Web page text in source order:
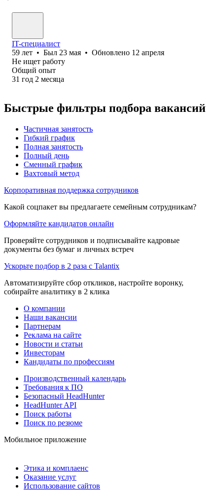
IT-специалист
59 лет • Был 23 мая • Обновлено 12 апреля
Не ищет работу
Общий опыт
31 год 2 месяца
Быстрые фильтры подбора вакансий
Частичная занятость
Гибкий график
Полная занятость
Полный день
Сменный график
Вахтовый метод
Корпоративная поддержка сотрудников
Какой соцпакет вы предлагаете семейным сотрудникам?
Оформляйте кандидатов онлайн
Проверяйте сотрудников и подписывайте кадровые
документы без бумаг и личных встреч
Ускорьте подбор в 2 раза с Talantix
Автоматизируйте сбор откликов, настройте воронку,
собирайте аналитику в 2 клика
О компании
Наши вакансии
Партнерам
Реклама на сайте
Новости и статьи
Инвесторам
Кандидаты по профессиям
Производственный календарь
Требования к ПО
Безопасный HeadHunter
HeadHunter API
Поиск работы
Поиск по резюме
Мобильное приложение
Этика и комплаенс
Оказание услуг
Использование сайтов